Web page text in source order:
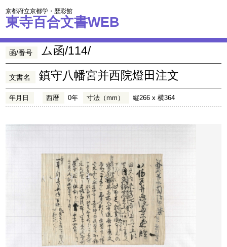
京都府立京都学・歴彩館
東寺百合文書WEB
函/番号 ム函/114/
文書名 鎮守八幡宮并西院燈田注文
年月日 西暦 0年 寸法（mm） 縦266 x 横364